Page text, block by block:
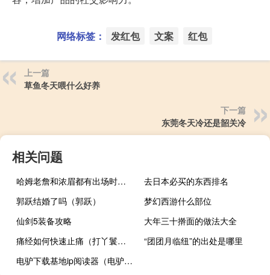
网络标签： 发红包 文案 红包
上一篇
草鱼冬天喂什么好养
下一篇
东莞冬天冷还是韶关冷
相关问题
哈姆老詹和浓眉都有出场时间限制 祖巴茨我要去参加鲍威尔的训练营学习如何造犯规
去日本必买的东西排名
郭跃结婚了吗（郭跃）
梦幻西游什么部位
仙剑5装备攻略
大年三十擀面的做法大全
痛经如何快速止痛（打丫鬟屁股抽阴的故事）
“团团月临纽”的出处是哪里
电驴下载基地ip阅读器（电驴下载基地永久ip）